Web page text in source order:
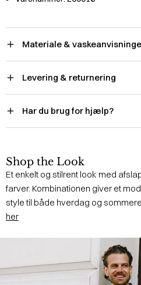
Materiale &
Levering & returnering
Har du brug for hjælp?
Shop the Look
Et enkelt og stilrent look med
farver. Kombinationen giver et
style til både hverdag og
her